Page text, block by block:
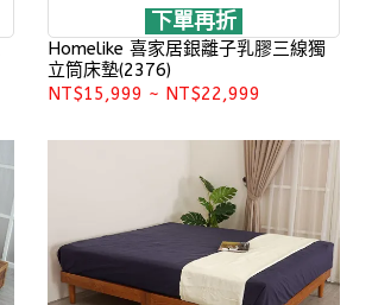
下單再折
Homelike 喜家居銀離子乳膠三線獨
立筒床墊(2376)
NT$15,999 ~ NT$22,999